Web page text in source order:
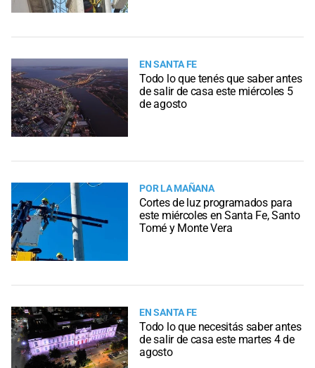
EN SANTA FE
Todo lo que tenés que saber antes
de salir de casa este miércoles 5
de agosto
POR LA MAÑANA
Cortes de luz programados para
este miércoles en Santa Fe, Santo
Tomé y Monte Vera
EN SANTA FE
Todo lo que necesitás saber antes
de salir de casa este martes 4 de
agosto